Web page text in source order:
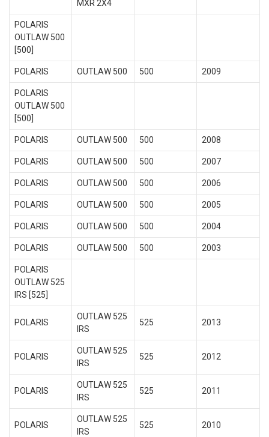
MXR 2X4
POLARIS
OUTLAW 500
[500]
POLARIS OUTLAW 500 500 2009
POLARIS
OUTLAW 500
[500]
POLARIS OUTLAW 500 500 2008
POLARIS OUTLAW 500 500 2007
POLARIS OUTLAW 500 500 2006
POLARIS OUTLAW 500 500 2005
POLARIS OUTLAW 500 500 2004
POLARIS OUTLAW 500 500 2003
POLARIS
OUTLAW 525
IRS [525]
POLARIS
OUTLAW 525
IRS
525 2013
POLARIS
OUTLAW 525
IRS
525 2012
POLARIS
OUTLAW 525
IRS
525 2011
POLARIS
OUTLAW 525
IRS
525 2010